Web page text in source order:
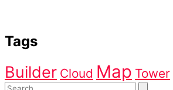
Tags
Builder Cloud Map Tower